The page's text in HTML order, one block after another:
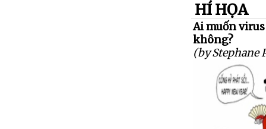
HÍ HỌA
Ai muốn
không?
(by Stephane